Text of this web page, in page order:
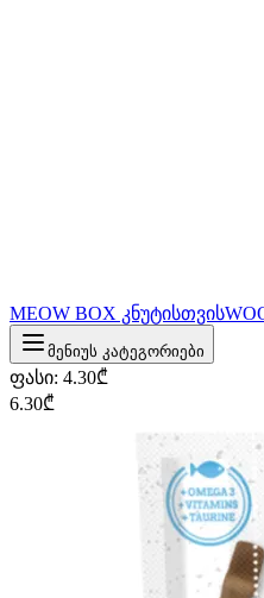
MEOW BOX კნუტისთვის
მენიუს კატეგორიები
ფასი: 4.30₾
6.30₾